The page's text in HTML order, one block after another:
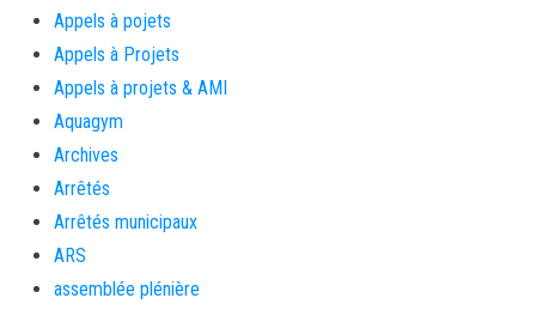
Appels à pojets
Appels à Projets
Appels à projets & AMI
Aquagym
Archives
Arrêtés
Arrêtés municipaux
ARS
assemblée plénière